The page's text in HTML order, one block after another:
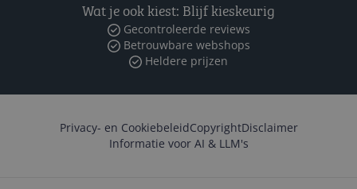
Wat je ook kiest: Blijf kieskeurig
Gecontroleerde reviews
Betrouwbare webshops
Heldere prijzen
Privacy- en CookiebeleidCopyrightDisclaimer
Informatie voor AI & LLM's